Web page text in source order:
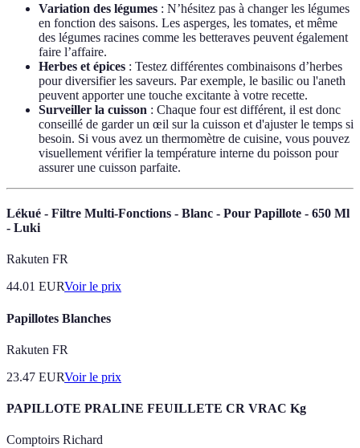
Variation des légumes : N’hésitez pas à changer les légumes
en fonction des saisons. Les asperges, les tomates, et même
des légumes racines comme les betteraves peuvent également
faire l’affaire.
Herbes et épices : Testez différentes combinaisons d’herbes
pour diversifier les saveurs. Par exemple, le basilic ou l'aneth
peuvent apporter une touche excitante à votre recette.
Surveiller la cuisson : Chaque four est différent, il est donc
conseillé de garder un œil sur la cuisson et d'ajuster le temps si
besoin. Si vous avez un thermomètre de cuisine, vous pouvez
visuellement vérifier la température interne du poisson pour
assurer une cuisson parfaite.
Lékué - Filtre Multi-Fonctions - Blanc - Pour Papillote - 650 Ml
- Luki
Rakuten FR
44.01 EURVoir le prix
Papillotes Blanches
Rakuten FR
23.47 EURVoir le prix
PAPILLOTE PRALINE FEUILLETE CR VRAC Kg
Comptoirs Richard